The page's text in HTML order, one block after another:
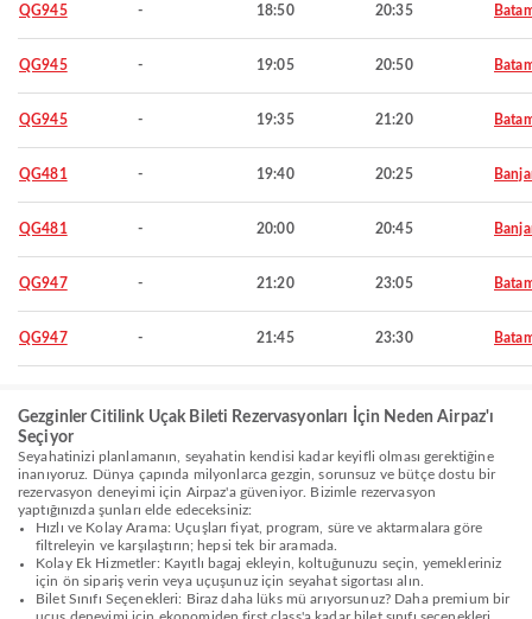
QG945 - 18:50 20:35
QG945 - 19:05 20:50
QG945 - 19:35 21:20
QG481 - 19:40 20:25
QG481 - 20:00 20:45
QG947 - 21:20 23:05
QG947 - 21:45 23:30
Gezginler Citilink Uçak Bileti Rezervasyonları İçin Neden Airpaz'ı
Seçiyor
Seyahatinizi planlamanın, seyahatin kendisi kadar keyifli olması gerektiğine
inanıyoruz. Dünya çapında milyonlarca gezgin, sorunsuz ve bütçe dostu bir
rezervasyon deneyimi için Airpaz'a güveniyor. Bizimle rezervasyon
yaptığınızda şunları elde edeceksiniz:
Hızlı ve Kolay Arama: Uçuşları fiyat, program, süre ve aktarmalara göre
filtreleyin ve karşılaştırın; hepsi tek bir aramada.
Kolay Ek Hizmetler: Kayıtlı bagaj ekleyin, koltuğunuzu seçin, yemekleriniz
için ön sipariş verin veya uçuşunuz için seyahat sigortası alın.
Bilet Sınıfı Seçenekleri: Biraz daha lüks mü arıyorsunuz? Daha premium bir